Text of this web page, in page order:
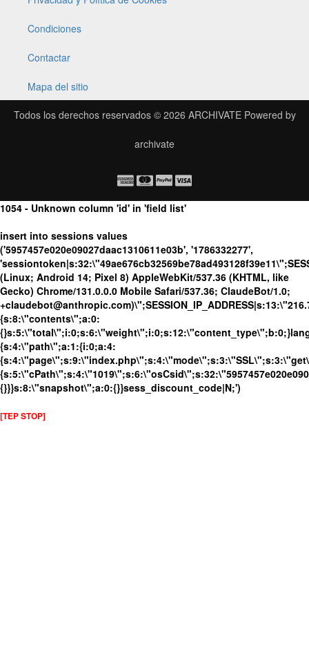
Condiciones
Contactar
Mapa del sitio
Todos los derechos reservados © 2026 ARCHIVATEPowered by
archivate
1054 - Unknown column 'id' in 'field list'
insert into sessions values
('5957457e020e09027daac1310611e03b', '1786332277',
(Linux; Android 14; Pixel 8) AppleWebKit/537.36 (KHTML, like
Gecko) Chrome/131.0.0.0 Mobile Safari/537.36; ClaudeBot/1.0;
{s:8:\"contents\";a:0:
{s:4:\"path\";a:1:{i:0;a:4:
{}}}s:8:\"snapshot\";a:0:{}}sess_discount_code|N;')
[TEP STOP]